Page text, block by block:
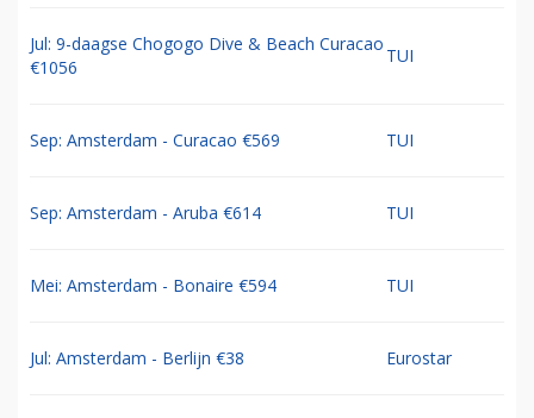
Jul: 9-daagse Chogogo Dive & Beach Curacao
€1056
TUI
Sep: Amsterdam - Curacao €569 TUI
Sep: Amsterdam - Aruba €614 TUI
Mei: Amsterdam - Bonaire €594 TUI
Jul: Amsterdam - Berlijn €38 Eurostar